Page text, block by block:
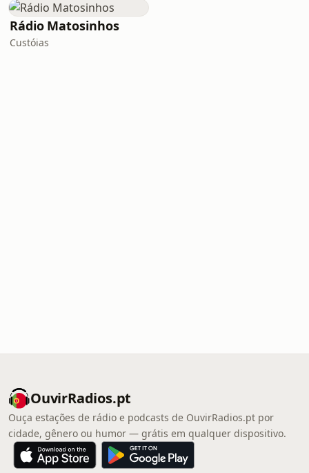
Rádio Matosinhos
Custóias
OuvirRadios.pt
Ouça estações de rádio e podcasts de OuvirRadios.pt por
cidade, gênero ou humor — grátis em qualquer dispositivo.